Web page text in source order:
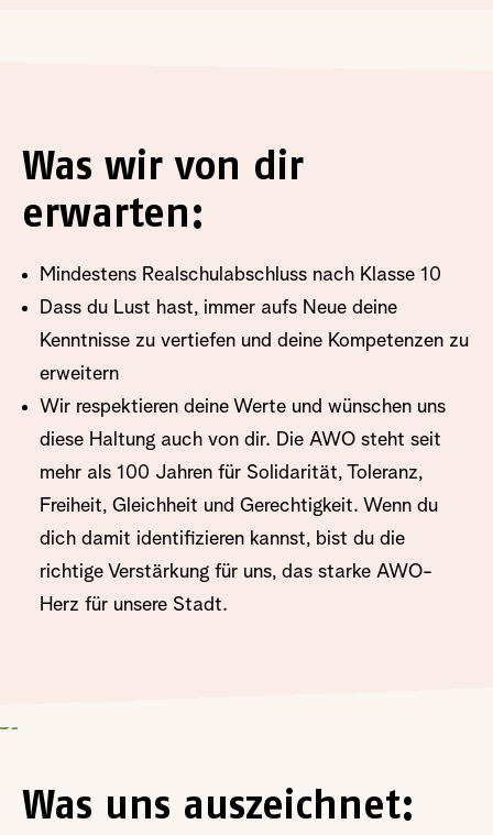
Was wir von dir
erwarten:
Mindestens Realschulabschluss nach Klasse 10
Dass du Lust hast, immer aufs Neue deine
Kenntnisse zu vertiefen und deine Kompetenzen zu
erweitern
Wir respektieren deine Werte und wünschen uns
diese Haltung auch von dir. Die AWO steht seit
mehr als 100 Jahren für Solidarität, Toleranz,
Freiheit, Gleichheit und Gerechtigkeit. Wenn du
dich damit identifizieren kannst, bist du die
richtige Verstärkung für uns, das starke AWO-
Herz für unsere Stadt.
Was uns auszeichnet: